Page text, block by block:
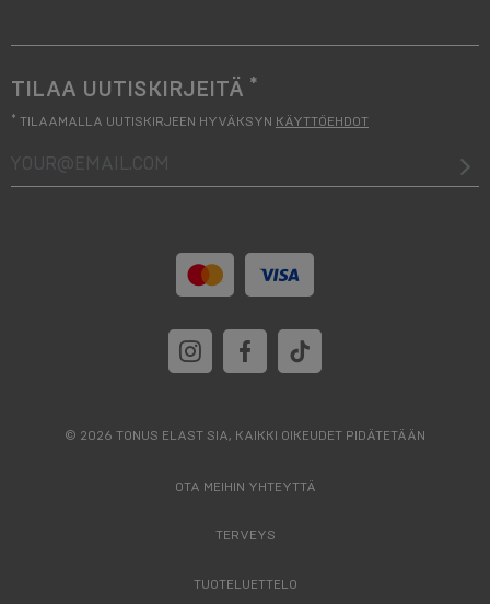
TILAA UUTISKIRJEITÄ *
* TILAAMALLA UUTISKIRJEEN HYVÄKSYN KÄYTTÖEHDOT
your@email.com
© 2026 TONUS ELAST SIA, KAIKKI OIKEUDET PIDÄTETÄÄN
OTA MEIHIN YHTEYTTÄ
TERVEYS
TUOTELUETTELO